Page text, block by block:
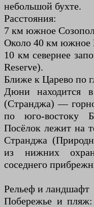
небольшой бухте.
Расстояния:
7 км южное
Около 40 км южное
10 км севернее
Reserve).
Ближе к Царево по
Дюни находится
(Странджа) —
по юго-востоку
Посёлок лежит на
Странджа
из нижних
соседнего
Рельеф и ландшафт
Побережье и